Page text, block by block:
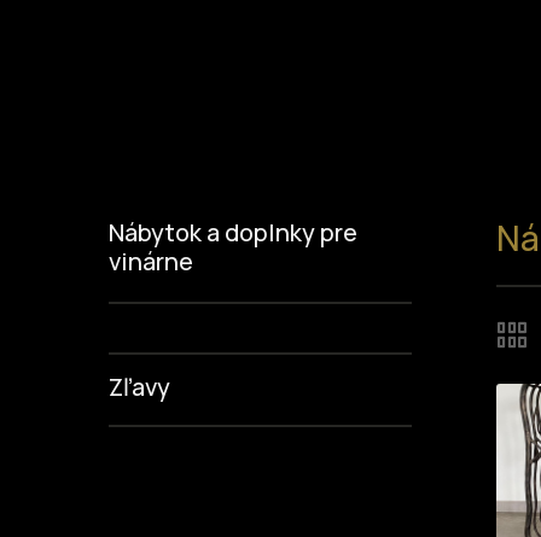
Nábytok a doplnky pre
vinárne
Zľavy